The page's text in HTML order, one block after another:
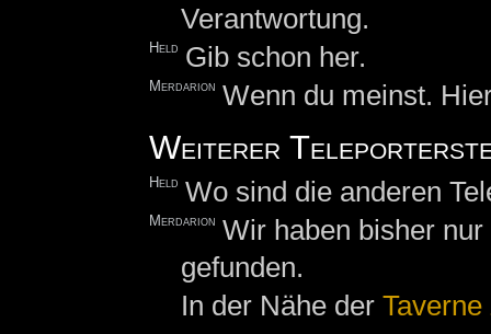
Verantwortung.
Held Gib schon her.
Merdarion Wenn du meinst.
Weiterer
Held Wo sind die anderen
Merdarion Wir haben bisher
gefunden.
In der Nähe der